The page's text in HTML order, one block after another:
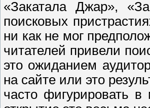
«Закатала Джар»,
поисковых
ни как не мог
читателей привели
это ожиданием
на сайте или это
часто фигурировать